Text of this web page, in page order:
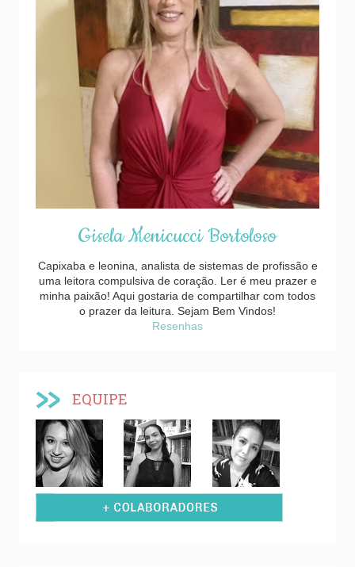
Gisela Menicucci Bortoloso
Capixaba e leonina, analista de sistemas de profissão e
uma leitora compulsiva de coração. Ler é meu prazer e
minha paixão! Aqui gostaria de compartilhar com todos
o prazer da leitura. Sejam Bem Vindos!
Resenhas
EQUIPE